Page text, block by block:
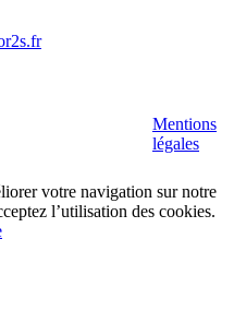
Mentions
légales
votre navigation sur notre
l’utilisation des cookies.